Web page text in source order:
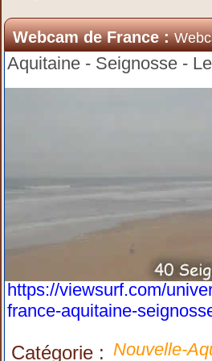
Webcam de France :
Seignosse
Aquitaine - Seignosse -
https://viewsurf.com/
france-aquitaine-
Catégorie : Nouvelle-